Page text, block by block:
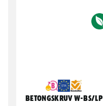
Betongskruv W-BS/LP